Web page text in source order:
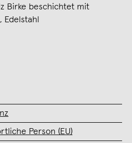
Birke beschichtet mit
Person (EU)